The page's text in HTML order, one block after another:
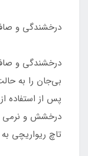
درخشندگی و
درخشندگی و
بی‌جان را به
پس از استفاده
درخشش و نرمی
تاچ ریواریچی